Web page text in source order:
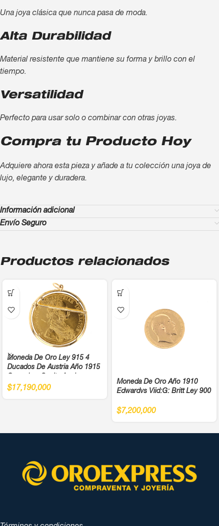
Una joya clásica que nunca pasa de moda.
Alta Durabilidad
Material resistente que mantiene su forma y brillo con el
tiempo.
Versatilidad
Perfecto para usar solo o combinar con otras joyas.
Compra tu Producto Hoy
Adquiere ahora esta pieza y añade a tu colección una joya de
lujo, elegante y duradera.
Información adicional
Envío Seguro
Productos relacionados
Moneda De Oro Ley 915 4
Ducados De Austria Año 1915
4,5Cm
$17,190,000
Moneda De Oro Año 1910
Edwardvs Viid:G: Britt Ley 900
$7,200,000